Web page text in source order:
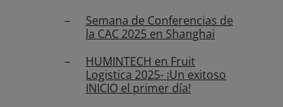
Semana de Conferencias de
la CAC 2025 en Shanghai
HUMINTECH en Fruit
Logistica 2025- ¡Un exitoso
INICIO el primer día!